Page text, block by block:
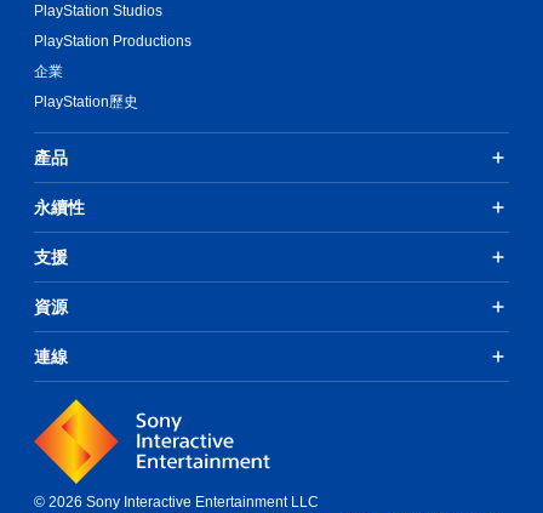
PlayStation Studios
PlayStation Productions
企業
PlayStation歷史
產品
永續性
支援
資源
連線
© 2026 Sony Interactive Entertainment LLC